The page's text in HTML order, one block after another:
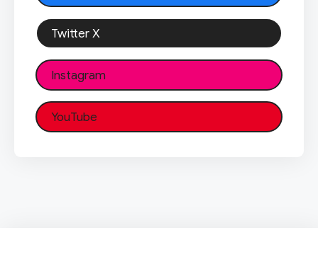
Twitter X
Instagram
YouTube